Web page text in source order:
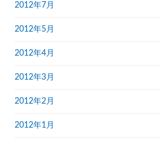
2012年7月
2012年5月
2012年4月
2012年3月
2012年2月
2012年1月